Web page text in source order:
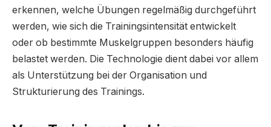
erkennen, welche Übungen regelmäßig durchgeführt
werden, wie sich die Trainingsintensität entwickelt
oder ob bestimmte Muskelgruppen besonders häufig
belastet werden. Die Technologie dient dabei vor allem
als Unterstützung bei der Organisation und
Strukturierung des Trainings.